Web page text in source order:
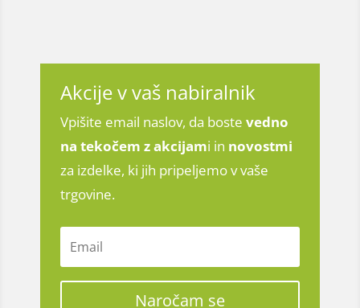
Akcije v vaš nabiralnik
Vpišite email naslov, da boste vedno
na tekočem zakcijami in novostmi
za izdelke, ki jih pripeljemo v vaše
trgovine.
Naročam se